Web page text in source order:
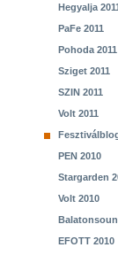
Hegyalja
PaFe 2011
Pohoda 2011
Sziget 2011
SZIN 2011
Volt 2011
PEN 2010
Stargarden
Volt 2010
EFOTT 2010